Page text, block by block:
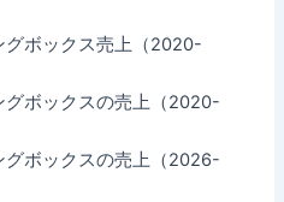
グボックス売上（2020-
グボックスの売上（2020-
グボックスの売上（2026-